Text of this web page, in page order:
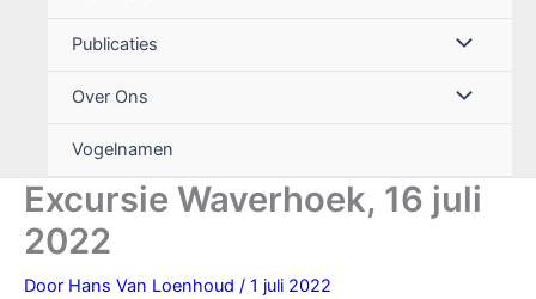
schakelen
Publicaties Menu
schakelen
Over Ons Menu
Vogelnamen
Excursie Waverhoek, 16 juli
2022
Door Hans Van Loenhoud / 1 juli 2022